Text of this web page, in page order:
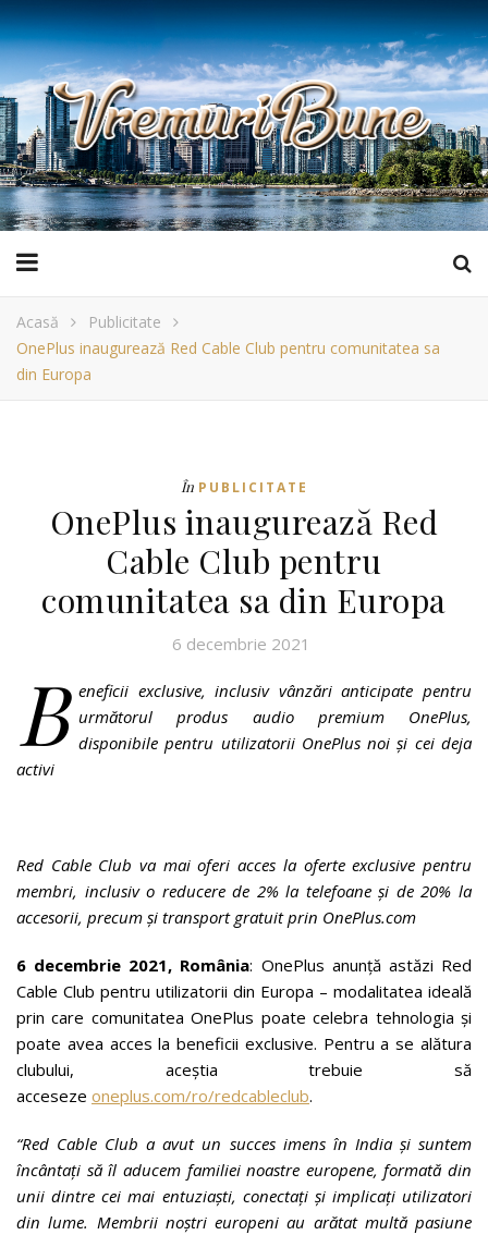
Acasă
Publicitate
OnePlus inaugurează Red Cable Club pentru comunitatea sa
din Europa
În PUBLICITATE
OnePlus inaugurează Red
Cable Club pentru
comunitatea sa din Europa
6 decembrie 2021
B eneficii exclusive, inclusiv vânzări anticipate pentru
următorul produs audio premium OnePlus,
disponibile pentru utilizatorii OnePlus noi și cei deja
activi
Red Cable Club va mai oferi acces la oferte exclusive pentru
membri, inclusiv o reducere de 2% la telefoane și de 20% la
accesorii, precum și transport gratuit prin OnePlus.com
6 decembrie 2021, România: OnePlus anunță astăzi Red
Cable Club pentru utilizatorii din Europa – modalitatea ideală
prin care comunitatea OnePlus poate celebra tehnologia și
poate avea acces la beneficii exclusive. Pentru a se alătura
clubului, aceștia trebuie să
acceseze oneplus.com/ro/redcableclub.
“Red Cable Club a avut un succes imens în India și suntem
încântați să îl aducem familiei noastre europene, formată din
unii dintre cei mai entuziaști, conectați și implicați utilizatori
din lume. Membrii noștri europeni au arătat multă pasiune